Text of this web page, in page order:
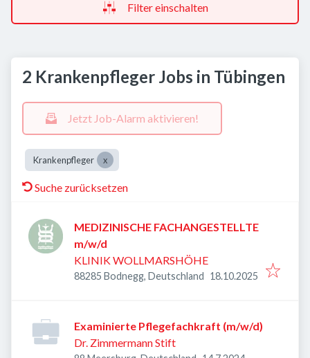
Filter einschalten
2 Krankenpfleger Jobs in Tübingen
Jetzt Job-Alarm aktivieren!
Krankenpfleger
Suche zurücksetzen
MEDIZINISCHE FACHANGESTELLTE
m/w/d
KLINIK WOLLMARSHÖHE
88285 Bodnegg, Deutschland Veröffentlicht:
18.10.2025
Examinierte Pflegefachkraft (m/w/d)
Dr. Zimmermann Stift